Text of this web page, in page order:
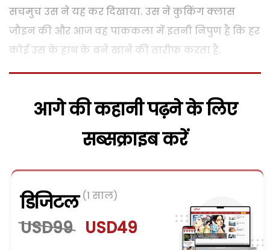
सचमुच उस ने यह कर दिखाया. उस ने कुकिंग क्लास
जौइन की और आज वह पाककला में इतनी निपुण है कि हर
कोई उस के हाथ के बने खाने की तारीफ करता है.
आगे की कहानी पढ़ने के लिए
सब्सक्राइब करें
डिजिटल (1 साल)
USD99 USD49